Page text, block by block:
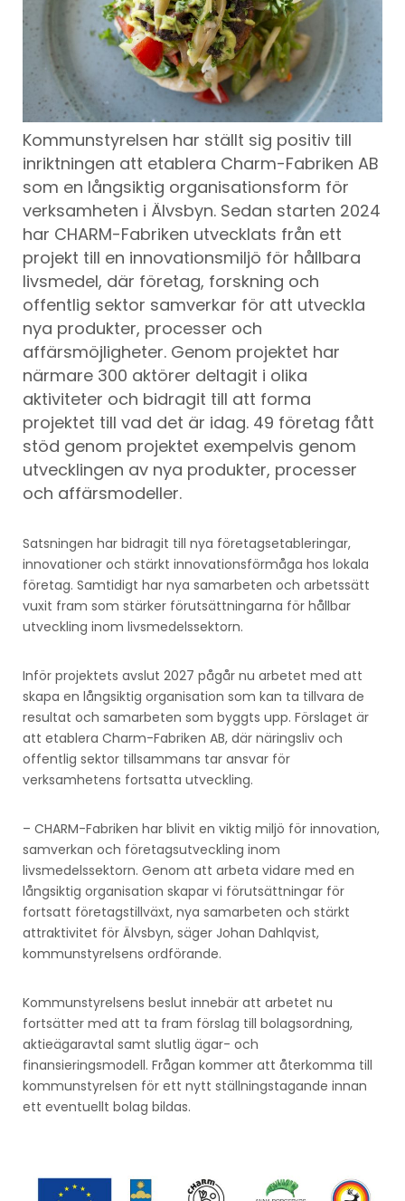
Kommunstyrelsen har ställt sig positiv till
inriktningen att etablera Charm-Fabriken AB
som en långsiktig organisationsform för
verksamheten i Älvsbyn. Sedan starten 2024
har CHARM-Fabriken utvecklats från ett
projekt till en innovationsmiljö för hållbara
livsmedel, där företag, forskning och
offentlig sektor samverkar för att utveckla
nya produkter, processer och
affärsmöjligheter. Genom projektet har
närmare 300 aktörer deltagit i olika
aktiviteter och bidragit till att forma
projektet till vad det är idag. 49 företag fått
stöd genom projektet exempelvis genom
utvecklingen av nya produkter, processer
och affärsmodeller.
Satsningen har bidragit till nya företagsetableringar,
innovationer och stärkt innovationsförmåga hos lokala
företag. Samtidigt har nya samarbeten och arbetssätt
vuxit fram som stärker förutsättningarna för hållbar
utveckling inom livsmedelssektorn.
Inför projektets avslut 2027 pågår nu arbetet med att
skapa en långsiktig organisation som kan ta tillvara de
resultat och samarbeten som byggts upp. Förslaget är
att etablera Charm-Fabriken AB, där näringsliv och
offentlig sektor tillsammans tar ansvar för
verksamhetens fortsatta utveckling.
– CHARM-Fabriken har blivit en viktig miljö för innovation,
samverkan och företagsutveckling inom
livsmedelssektorn. Genom att arbeta vidare med en
långsiktig organisation skapar vi förutsättningar för
fortsatt företagstillväxt, nya samarbeten och stärkt
attraktivitet för Älvsbyn, säger Johan Dahlqvist,
kommunstyrelsens ordförande.
Kommunstyrelsens beslut innebär att arbetet nu
fortsätter med att ta fram förslag till bolagsordning,
aktieägaravtal samt slutlig ägar- och
finansieringsmodell. Frågan kommer att återkomma till
kommunstyrelsen för ett nytt ställningstagande innan
ett eventuellt bolag bildas.